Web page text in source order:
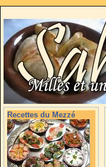
Recettes du Mezzé